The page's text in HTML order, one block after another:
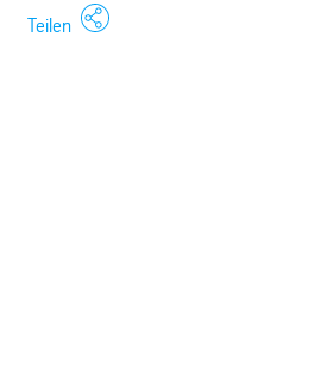
Teilen